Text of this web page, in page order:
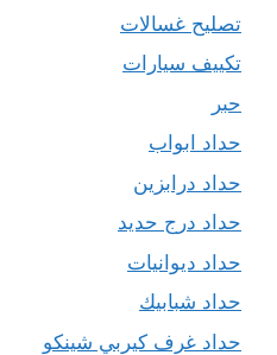
تصليح غسالات
تكييف سيارات
حبر
حداد ابواب
حداد درابزين
حداد درج حديد
حداد ديوانيات
حداد شبابيك
حداد غرف كيربي شينكو